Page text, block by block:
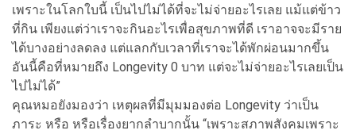
เพราะในโลกใบนี้ เป็นไปไม่ได้ที่จะไม่จ่ายอะไรเลย แม้แต่ข้าว
ที่กิน เพียงแต่ว่าเราจะกินอะไรเพื่อสุขภาพที่ดี เราอาจจะมีราย
ได้บางอย่างลดลง แต่แลกกับเวลาที่เราจะได้พักผ่อนมากขึ้น
อันนี้คือที่หมายถึง Longevity 0 บาท แต่จะไม่จ่ายอะไรเลยเป็น
ไปไม่ได้”
คุณหมอยังมองว่า เหตุผลที่มีมุมมองต่อ Longevity ว่าเป็น
ภาระ หรือ หรือเรื่องยากลำบากนั้น “เพราะสภาพสังคมเพราะ